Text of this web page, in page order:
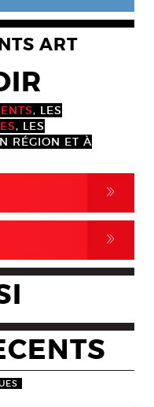
ART
, LES
, LES
RÉGION ET À
,
,